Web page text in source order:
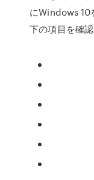
にWindows 10
下の項目を確